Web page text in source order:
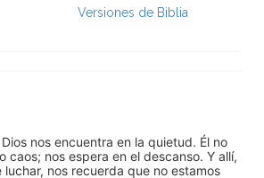
Versiones de Biblia
nos encuentra en la quietud. Él no
caos; nos espera en el descanso. Y allí,
nos recuerda que no estamos